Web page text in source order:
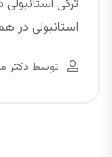
ترکی
استانبولی در
توسط دکتر